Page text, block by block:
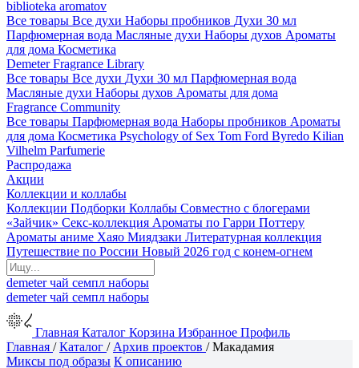
biblioteka aromatov
Все товары Все духи Наборы пробников Духи 30 мл
Парфюмерная вода Масляные духи Наборы духов Ароматы
для дома Косметика
Demeter Fragrance Library
Все товары Все духи Духи 30 мл Парфюмерная вода
Масляные духи Наборы духов Ароматы для дома
Fragrance Community
Все товары Парфюмерная вода Наборы пробников Ароматы
для дома Косметика Psychology of Sex Tom Ford Byredo Kilian
Vilhelm Parfumerie
Распродажа
Акции
Коллекции и коллабы
Коллекции Подборки Коллабы Совместно с блогерами
«Зайчик» Секс-коллекция Ароматы по Гарри Поттеру
Ароматы аниме Хаяо Миядзаки Литературная коллекция
Путешествие по России Новый 2026 год с конем-огнем
demeterчай семпл наборы
demeterчай семпл наборы
Главная Каталог Корзина Избранное Профиль
Главная /Каталог / Архив проектов /Макадамия
Миксы под образы К описанию